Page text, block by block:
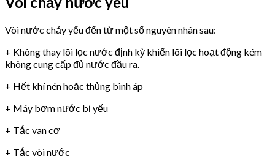
Vòi nước chảy yếu đến từ một số nguyên nhân sau:
+ Không thay lõi lọc nước định kỳ khiến lõi lọc hoạt động kém
không cung cấp đủ nước đầu ra.
+ Hết khí nén hoặc thủng bình áp
+ Máy bơm nước bị yếu
+ Tắc van cơ
+ Tắc vòi nước